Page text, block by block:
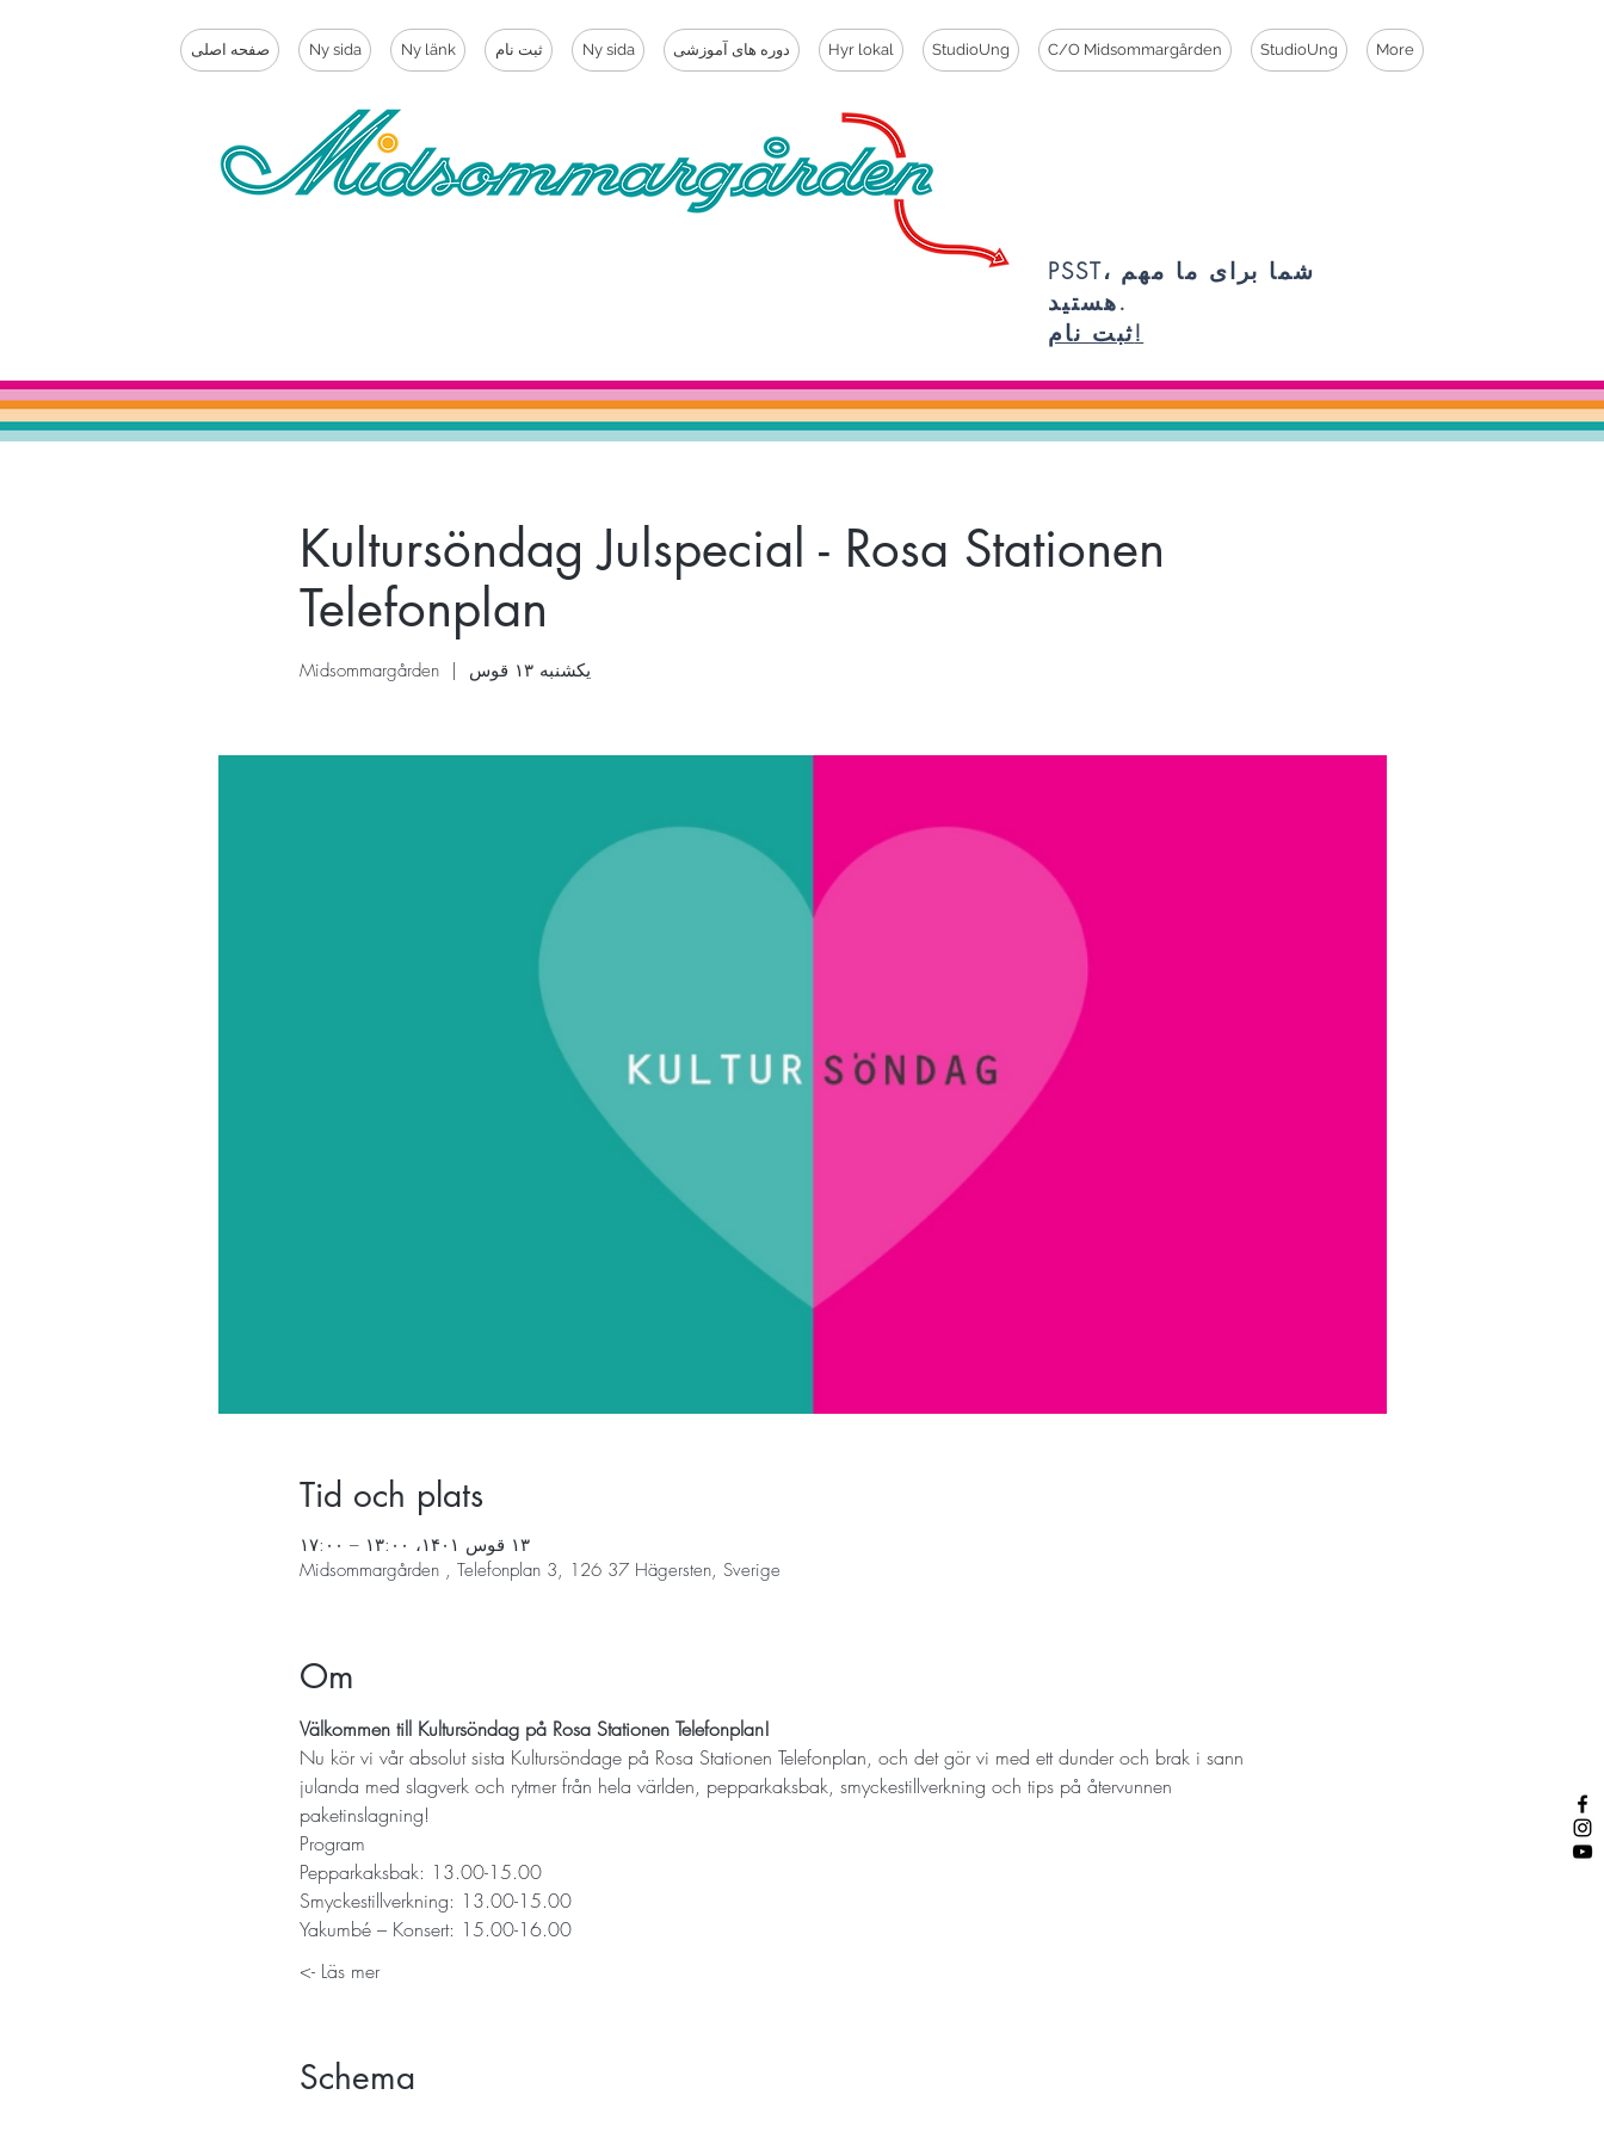
صفحه اصلی Ny sida Ny länk ثبت نام Ny sida دوره های آموزشی Hyr lokal StudioUng C/O Midsommargården StudioUng More
PSST، شما برای ما مهم
هستید.
ثبت نام!
Kultursöndag Julspecial - Rosa Stationen
Telefonplan
یکشنبه ۱۳ قوس
  |
Midsommargården
Tid och plats
۱۳ قوس ۱۴۰۱، ۱۳:۰۰ – ۱۷:۰۰
Midsommargården , Telefonplan 3, 126 37 Hägersten, Sverige
Om
Välkommen till Kultursöndag på Rosa Stationen Telefonplan!
Nu kör vi vår absolut sista Kultursöndage på Rosa Stationen Telefonplan, och det gör vi med ett dunder och brak i sann
julanda med slagverk och rytmer från hela världen, pepparkaksbak, smyckestillverkning och tips på återvunnen
paketinslagning!
Program
Pepparkaksbak: 13.00-15.00
Smyckestillverkning: 13.00-15.00
Yakumbé – Konsert: 15.00-16.00
Läs mer ->
Schema